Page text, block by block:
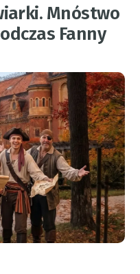
Mnóstwo
Fanny